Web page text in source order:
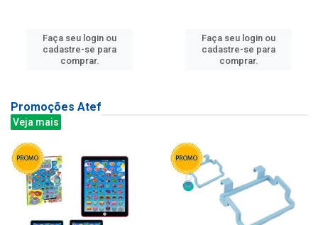
Faça seu login ou
cadastre-se para
comprar.
Faça seu login ou
cadastre-se para
comprar.
Promoções Atef
Veja mais